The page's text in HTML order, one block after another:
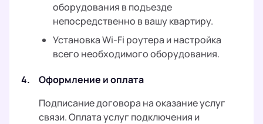
оборудования в подъезде
непосредственно в вашу квартиру.
Установка Wi-Fi роутера и настройка
всего необходимого оборудования.
4.
Оформление и оплата
Подписание договора на оказание услуг
связи. Оплата услуг подключения и